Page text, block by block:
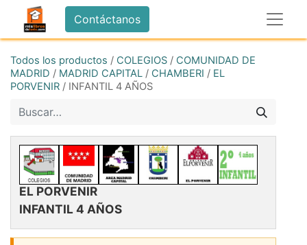
Contáctanos
Todos los productos / COLEGIOS / COMUNIDAD DE
MADRID / MADRID CAPITAL / CHAMBERI / EL
PORVENIR / INFANTIL 4 AÑOS
EL PORVENIR
INFANTIL 4 AÑOS